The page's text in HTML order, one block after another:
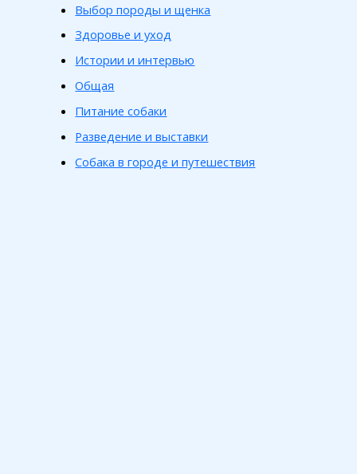
Выбор породы и щенка
Здоровье и уход
Истории и интервью
Общая
Питание собаки
Разведение и выставки
Собака в городе и путешествия